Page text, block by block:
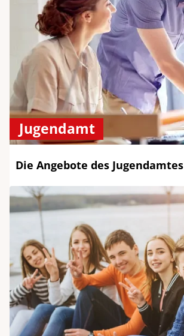
Jugendamt
Die Angebote des Jugendamtes